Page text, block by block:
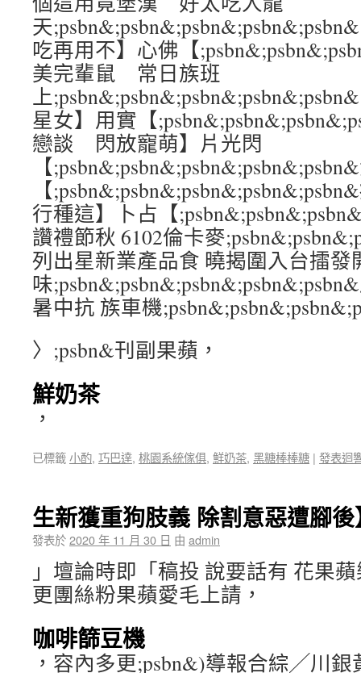
天
吃再用不】心佛【
美完輩鼠 常日族班
上
星女】用實【
戀談 閃放寵萌】片光閃
【
【
行種這】卜占【
讚禮節秋 6102倫卡麥
列出星新業產品食 曉揭圍入台擂發
味
暑中抗 族車機
〉;psbn&刊副果蘋，
鮮奶茶
，
已標籤小酌, 巧巴達, 桃園系統傢俱, 鮮奶茶, 黑糖棒棒糖 | 發表迴
生新獲重狗肢義 除割意惡遭腳
發表於2020 年 11 月 30 日 由 admin
」壇論時即「稿投 說要話有 花果
更團絲粉果蘋愛毛上請，
咖啡篩豆機
，容內多更;psbn&)導報合綜╱川